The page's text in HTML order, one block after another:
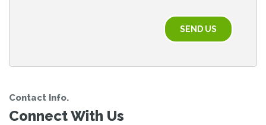
Contact Info.
Connect With Us